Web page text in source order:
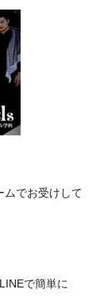
ムでお受けして
で簡単に